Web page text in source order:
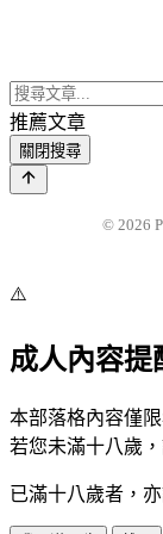
推薦文章
關閉搜尋
© 2026
⚠️
成人內容提
本部落格內容僅
若您未滿十八歲
已滿十八歲者，